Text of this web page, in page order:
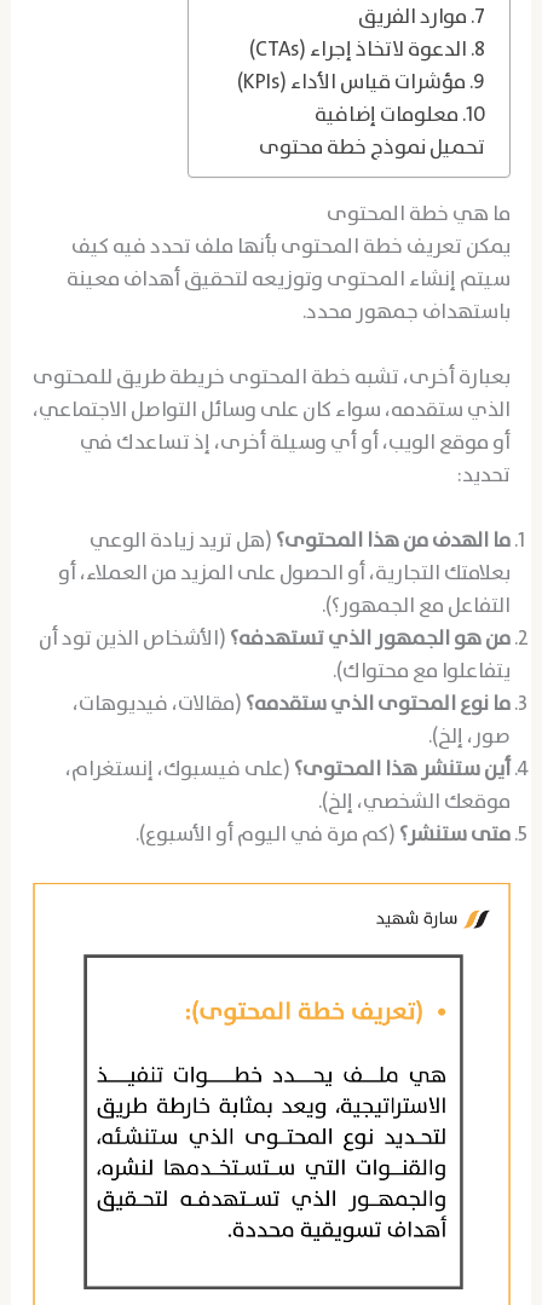
7. موارد الفريق
8. الدعوة لاتخاذ إجراء (CTAs)
9. مؤشرات قياس الأداء (KPIs)
10. معلومات إضافية
تحميل نموذج خطة محتوى
ما هي خطة المحتوى
يمكن تعريف خطة المحتوى بأنها ملف تحدد فيه كيف
سيتم إنشاء المحتوى وتوزيعه لتحقيق أهداف معينة
باستهداف جمهور محدد.
بعبارة أخرى، تشبه خطة المحتوى خريطة طريق للمحتوى
الذي ستقدمه، سواء كان على وسائل التواصل الاجتماعي،
أو موقع الويب، أو أي وسيلة أخرى، إذ تساعدك في
تحديد:
ما الهدف من هذا المحتوى؟(هل تريد زيادة الوعي
بعلامتك التجارية، أو الحصول على المزيد من العملاء، أو
التفاعل مع الجمهور؟).
من هو الجمهور الذي تستهدفه؟(الأشخاص الذين تود أن
يتفاعلوا مع محتواك).
ما نوع المحتوى الذي ستقدمه؟(مقالات، فيديوهات،
صور، إلخ).
أين ستنشر هذا المحتوى؟(على فيسبوك، إنستغرام،
موقعك الشخصي، إلخ).
متى ستنشر؟(كم مرة في اليوم أو الأسبوع).